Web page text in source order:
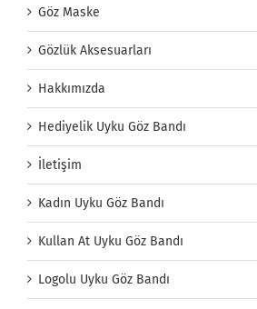
Göz Maske
Gözlük Aksesuarları
Hakkımızda
Hediyelik Uyku Göz Bandı
İletişim
Kadın Uyku Göz Bandı
Kullan At Uyku Göz Bandı
Logolu Uyku Göz Bandı